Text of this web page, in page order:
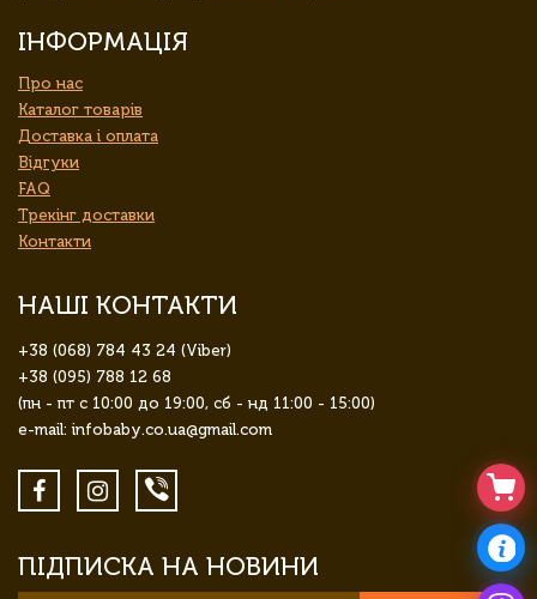
ІНФОРМАЦІЯ
Про нас
Каталог товарів
Доставка і оплата
Відгуки
FAQ
Трекінг доставки
Контакти
НАШІ КОНТАКТИ
+38 (068) 784 43 24 (Viber)
+38 (095) 788 12 68
(пн - пт с 10:00 до 19:00, сб - нд 11:00 - 15:00)
e-mail: infobaby.co.ua@gmail.com
ПІДПИСКА НА НОВИНИ